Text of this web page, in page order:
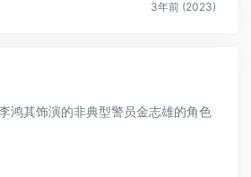
3年前 (2023)
鸿其饰演的非典型警员金志雄的角色